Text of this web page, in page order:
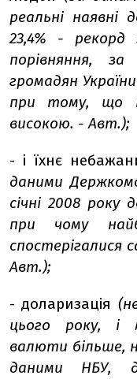
реальні наявні
23,4% -
порівняння,
громадян
при тому, що
високою. - Авт.);
- і їхнє
даними
січні 2008 року
при чому
спостерігалися
Авт.);
- доларизація
цього року, і
валюти більше,
даними НБУ,